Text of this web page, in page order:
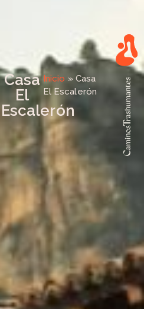
Casa
El
Escalerón
Inicio » Casa
El Escalerón